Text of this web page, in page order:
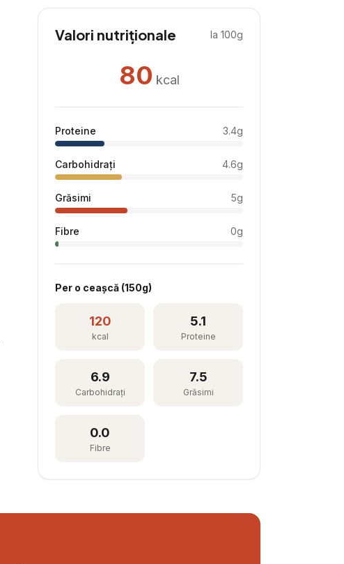
Valori nutriționale la 100g
80 kcal
Proteine 3.4g
Carbohidrați 4.6g
Grăsimi 5g
Fibre 0g
Per o ceașcă (150g)
120
kcal
5.1
Proteine
6.9
Carbohidrați
7.5
Grăsimi
0.0
Fibre